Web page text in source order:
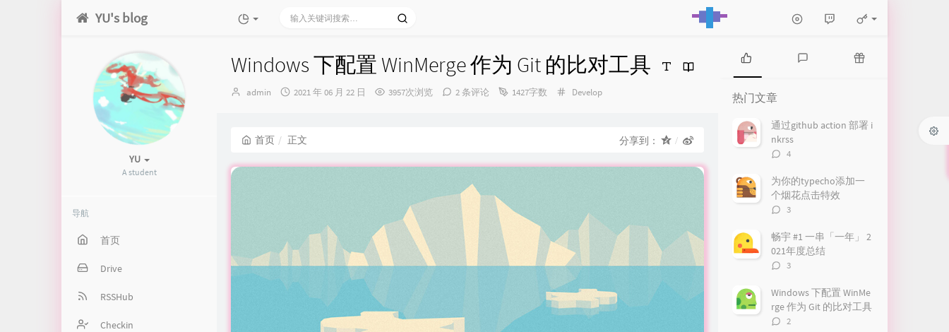
YU's blog
YU
A student
导航
首页
Drive
RSSHub
Checkin
Windows 下配置 WinMerge 作为 Git 的比对工具
博
admin
发
2021 年 06 月 22 日 3957次浏览 2 条评论 1427字数
分
Develop
首页 正文 分享到：
热
门
文
章
论
章
热门文章
通过github action 部署 i
nkrss
评
数：
4
为你的typecho添加一
个烟花点击特效
评
数：
3
畅宇 #1 一串「一年」 2
021年度总结
评
数：
3
Windows 下配置 WinMe
rge 作为 Git 的比对工具
评
2